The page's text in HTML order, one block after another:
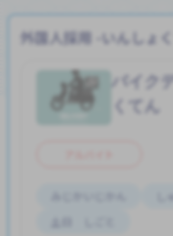
外国人採用 -いんしょ
バイク
くてん